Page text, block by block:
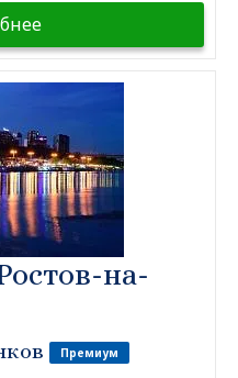
на-
Премиум